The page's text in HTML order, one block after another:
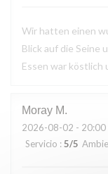
Wir hatten einen
Blick auf die Seine
Essen war köstlich
Moray M
2026-08-02 - 20:00
Servicio : 5/5